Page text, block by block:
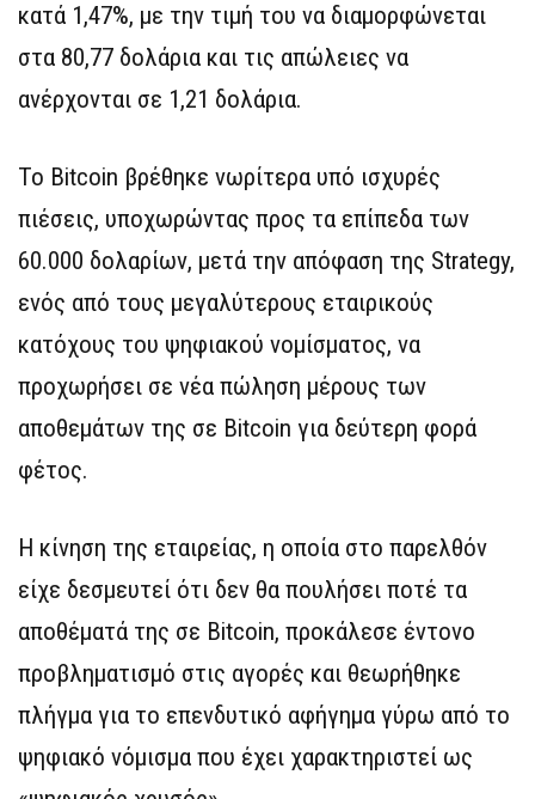
κατά 1,47%, με την τιμή του να διαμορφώνεται
στα 80,77 δολάρια και τις απώλειες να
ανέρχονται σε 1,21 δολάρια.
Το Bitcoin βρέθηκε νωρίτερα υπό ισχυρές
πιέσεις, υποχωρώντας προς τα επίπεδα των
60.000 δολαρίων, μετά την απόφαση της Strategy,
ενός από τους μεγαλύτερους εταιρικούς
κατόχους του ψηφιακού νομίσματος, να
προχωρήσει σε νέα πώληση μέρους των
αποθεμάτων της σε Bitcoin για δεύτερη φορά
φέτος.
Η κίνηση της εταιρείας, η οποία στο παρελθόν
είχε δεσμευτεί ότι δεν θα πουλήσει ποτέ τα
αποθέματά της σε Bitcoin, προκάλεσε έντονο
προβληματισμό στις αγορές και θεωρήθηκε
πλήγμα για το επενδυτικό αφήγημα γύρω από το
ψηφιακό νόμισμα που έχει χαρακτηριστεί ως